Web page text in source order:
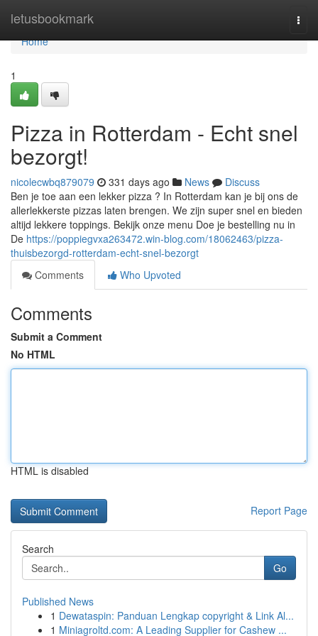
letusbookmark
Home
Home
1
Pizza in Rotterdam - Echt snel
bezorgt!
nicolecwbq879079 331 days ago News
Discuss
Ben je toe aan een lekker pizza ? In Rotterdam kan je bij ons de
allerlekkerste pizzas laten brengen. We zijn super snel en bieden
altijd lekkere toppings. Bekijk onze menu Doe je bestelling nu in
De https://poppiegvxa263472.win-blog.com/18062463/pizza-
thuisbezorgd-rotterdam-echt-snel-bezorgt
Comments
Who Upvoted
Comments
Submit a Comment
No HTML
HTML is disabled
Report Page
Search
Go
Published News
1 Dewataspin: Panduan Lengkap copyright & Link Al...
1 Miniagroltd.com: A Leading Supplier for Cashew ...